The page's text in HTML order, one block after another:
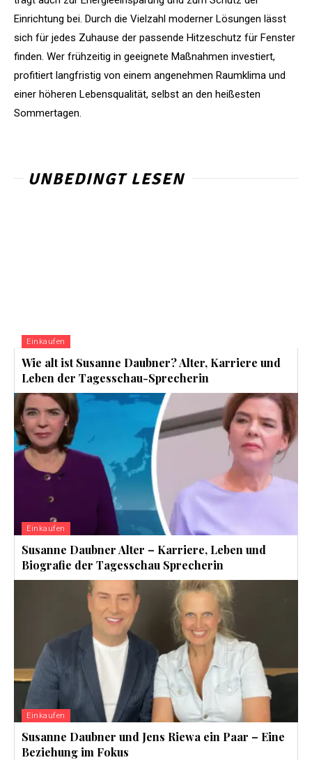
Einrichtung bei. Durch die Vielzahl moderner Lösungen lässt
sich für jedes Zuhause der passende Hitzeschutz für Fenster
finden. Wer frühzeitig in geeignete Maßnahmen investiert,
profitiert langfristig von einem angenehmen Raumklima und
einer höheren Lebensqualität, selbst an den heißesten
Sommertagen.
UNBEDINGT LESEN
Einkaufen
Wie alt ist Susanne Daubner? Alter, Karriere und
Leben der Tagesschau-Sprecherin
Einkaufen
Susanne Daubner Alter – Karriere, Leben und
Biografie der Tagesschau Sprecherin
Einkaufen
Susanne Daubner und Jens Riewa ein Paar – Eine
Beziehung im Fokus